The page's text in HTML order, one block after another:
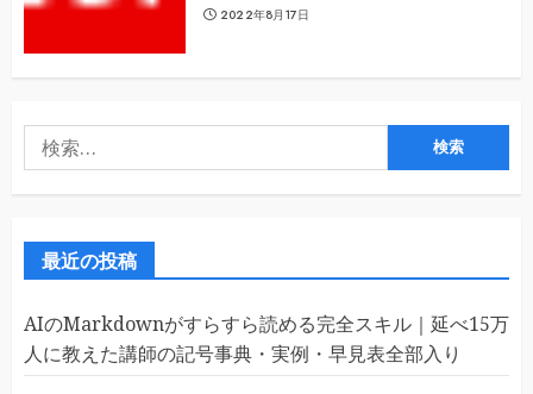
2022年8月17日
索:
最近の投稿
AIのMarkdownがすらすら読める完全スキル｜延べ15万
人に教えた講師の記号事典・実例・早見表全部入り